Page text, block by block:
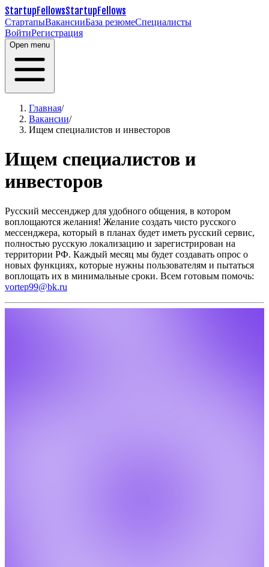
StartupFellowsStartupFellows
СтартапыВакансииБаза резюмеСпециалисты
ВойтиРегистрация
Open menu
Главная/
Вакансии/
Ищем специалистов и инвесторов
Ищем специалистов и
инвесторов
Русский мессенджер для удобного общения, в котором
воплощаются желания! Желание создать чисто русского
мессенджера, который в планах будет иметь русский сервис,
полностью русскую локализацию и зарегистрирован на
территории РФ. Каждый месяц мы будет создавать опрос о
новых функциях, которые нужны пользователям и пытаться
воплощать их в минимальные сроки. Всем готовым помочь:
vortep99@bk.ru